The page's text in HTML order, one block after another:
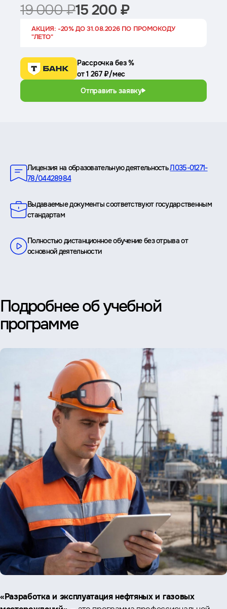
19 000 ₽15 200 ₽
АКЦИЯ: -20% ДО 31.08.2026 ПО ПРОМОКОДУ
"ЛЕТО"
Рассрочка без %
от 1 267 ₽/мес
Отправить заявку
Лицензия на образовательную деятельностьЛ035-01271-
78/04428984
Выдаваемые документы соответствуют государственным
стандартам
Полностью дистанционное обучение без отрыва от
основной деятельности
Подробнее об учебной
программе
«Разработка и эксплуатация нефтяных и газовых